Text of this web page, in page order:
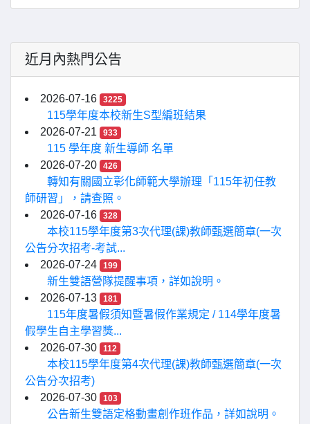
近月內熱門公告
2026-07-16 3225
115學年度本校新生S型編班結果
2026-07-21
933
115 學年度 新生導師 名單
2026-07-20
426
轉知有關國立彰化師範大學辦理「115年初任教
師研習」，請查照。
2026-07-16
328
本校115學年度第3次代理(課)教師甄選簡章(一次
公告分次招考-考試...
2026-07-24
199
新生雙語營隊提醒事項，詳如說明。
2026-07-13
181
115年度暑假須知暨暑假作業規定 / 114學年度暑
假學生自主學習獎...
2026-07-30
112
本校115學年度第4次代理(課)教師甄選簡章(一次
公告分次招考)
2026-07-30
103
公告新生雙語定格動畫創作班作品，詳如說明。